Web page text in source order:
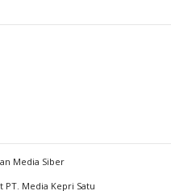
Media Siber
Media Kepri Satu